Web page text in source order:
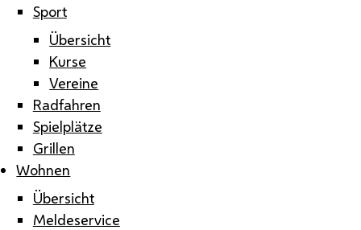
Sport
Übersicht
Kurse
Vereine
Radfahren
Spielplätze
Grillen
Wohnen
Übersicht
Meldeservice